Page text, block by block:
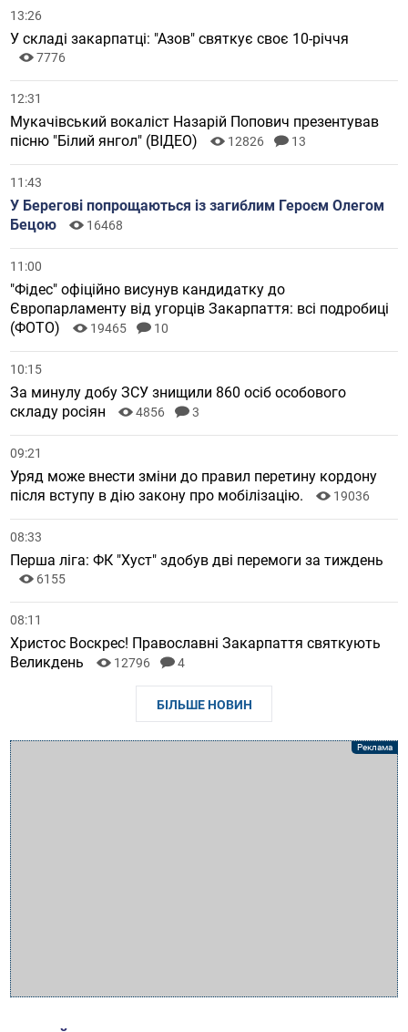
13:26
У складі закарпатці: "Азов" святкує своє 10-річчя
7776
12:31
Мукачівський вокаліст Назарій Попович презентував
пісню "Білий янгол" (ВІДЕО)
12826 13
11:43
У Берегові попрощаються із загиблим Героєм Олегом
Бецою
16468
11:00
"Фідес" офіційно висунув кандидатку до
Європарламенту від угорців Закарпаття: всі подробиці
(ФОТО)
19465 10
10:15
За минулу добу ЗСУ знищили 860 осіб особового
складу росіян
4856 3
09:21
Уряд може внести зміни до правил перетину кордону
після вступу в дію закону про мобілізацію.
19036
08:33
Перша ліга: ФК "Хуст" здобув дві перемоги за тиждень
6155
08:11
Христос Воскрес! Православні Закарпаття святкують
Великдень
12796 4
БІЛЬШЕ НОВИН